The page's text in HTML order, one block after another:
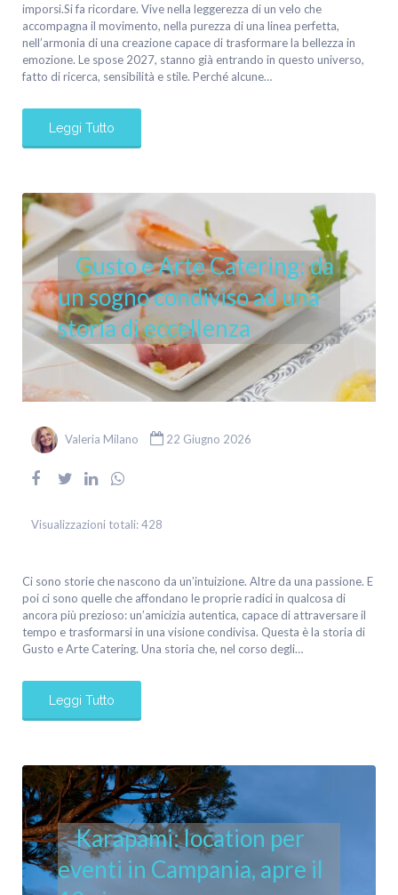
imporsi.Si fa ricordare. Vive nella leggerezza di un velo che
accompagna il movimento, nella purezza di una linea perfetta,
nell’armonia di una creazione capace di trasformare la bellezza in
emozione. Le spose 2027, stanno già entrando in questo universo,
fatto di ricerca, sensibilità e stile. Perché alcune…
Leggi Tutto
Gusto e Arte Catering: da
un sogno condiviso ad una
storia di eccellenza
Valeria Milano 22 Giugno 2026
Visualizzazioni totali:428
Ci sono storie che nascono da un’intuizione. Altre da una passione. E
poi ci sono quelle che affondano le proprie radici in qualcosa di
ancora più prezioso: un’amicizia autentica, capace di attraversare il
tempo e trasformarsi in una visione condivisa. Questa è la storia di
Gusto e Arte Catering. Una storia che, nel corso degli…
Leggi Tutto
Karapami: location per
eventi in Campania, apre il